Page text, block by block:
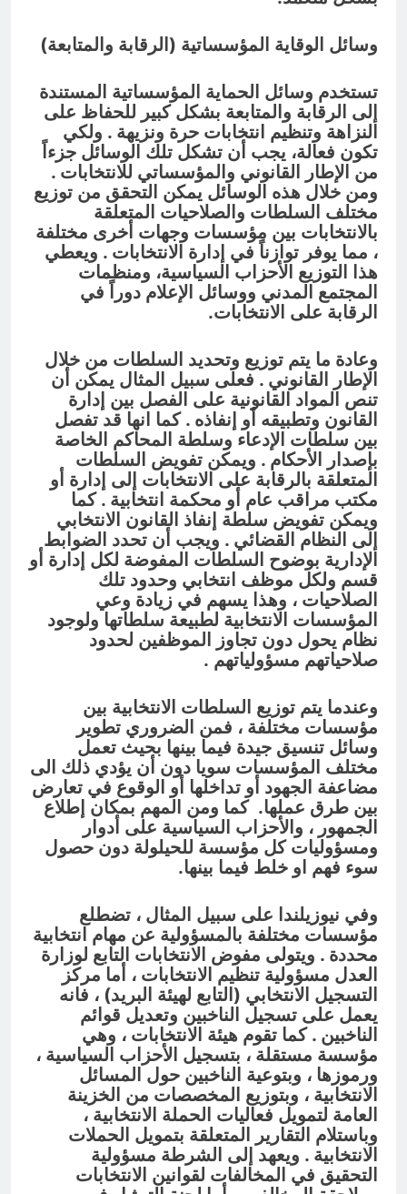
وسائل الوقاية المؤسساتية (الرقابة والمتابعة)
تستخدم وسائل الحماية المؤسساتية المستندة
إلى الرقابة والمتابعة بشكل كبير للحفاظ على
النزاهة وتنظيم انتخابات حرة ونزيهة . ولكي
تكون فعالة، يجب أن تشكل تلك الوسائل جزءاً
من الإطار القانوني والمؤسساتي للانتخابات .
ومن خلال هذه الوسائل يمكن التحقق من توزيع
مختلف السلطات والصلاحيات المتعلقة
بالانتخابات بين مؤسسات وجهات أخرى مختلفة
، مما يوفر توازناً في إدارة الانتخابات . ويعطي
هذا التوزيع الأحزاب السياسية، ومنظمات
المجتمع المدني ووسائل الإعلام دوراً في
الرقابة على الانتخابات.
وعادة ما يتم توزيع وتحديد السلطات من خلال
الإطار القانوني . فعلى سبيل المثال يمكن أن
تنص المواد القانونية على الفصل بين إدارة
القانون وتطبيقه أو إنفاذه . كما انها قد تفصل
بين سلطات الإدعاء وسلطة المحاكم الخاصة
بإصدار الأحكام . ويمكن تفويض السلطات
المتعلقة بالرقابة على الانتخابات إلى إدارة أو
مكتب مراقب عام أو محكمة انتخابية . كما
ويمكن تفويض سلطة إنفاذ القانون الانتخابي
إلى النظام القضائي . ويجب أن تحدد الضوابط
الإدارية بوضوح السلطات المفوضة لكل إدارة أو
قسم ولكل موظف انتخابي وحدود تلك
الصلاحيات ، وهذا يسهم في زيادة وعي
المؤسسات الانتخابية لطبيعة سلطاتها ولوجود
نظام يحول دون تجاوز الموظفين لحدود
صلاحياتهم مسؤولياتهم .
وعندما يتم توزيع السلطات الانتخابية بين
مؤسسات مختلفة ، فمن الضروري تطوير
وسائل تنسيق جيدة فيما بينها بحيث تعمل
مختلف المؤسسات سويا دون أن يؤدي ذلك الى
مضاعفة الجهود أو تداخلها أو الوقوع في تعارض
بين طرق عملها. كما ومن المهم بمكان إطلاع
الجمهور ، والأحزاب السياسية على أدوار
ومسؤوليات كل مؤسسة للحيلولة دون حصول
سوء فهم او خلط فيما بينها.
وفي نيوزيلندا على سبيل المثال ، تضطلع
مؤسسات مختلفة بالمسؤولية عن مهام انتخابية
محددة . ويتولى مفوض الانتخابات التابع لوزارة
العدل مسؤولية تنظيم الانتخابات ، أما مركز
التسجيل الانتخابي (التابع لهيئة البريد) ، فانه
يعمل على تسجيل الناخبين وتعديل قوائم
الناخبين . كما تقوم هيئة الانتخابات ، وهي
مؤسسة مستقلة ، بتسجيل الأحزاب السياسية ،
ورموزها ، وبتوعية الناخبين حول المسائل
الانتخابية ، وبتوزيع المخصصات من الخزينة
العامة لتمويل فعاليات الحملة الانتخابية ،
وباستلام التقارير المتعلقة بتمويل الحملات
الانتخابية . ويعهد إلى الشرطة مسؤولية
التحقيق في المخالفات لقوانين الانتخابات